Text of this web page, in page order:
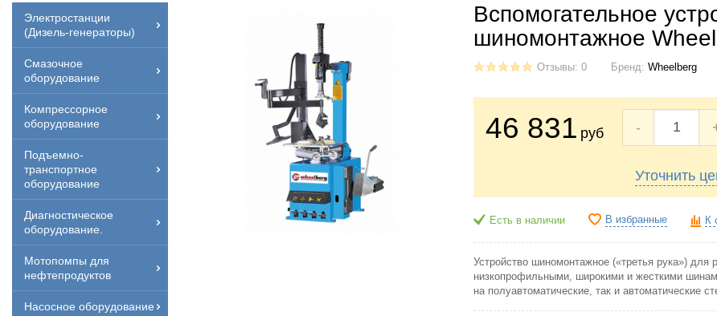
Электростанции
(Дизель-генераторы)
Смазочное
оборудование
Компрессорное
оборудование
Подъемно-
транспортное
оборудование
Диагностическое
оборудование.
Мотопомпы для
нефтепродуктов
Насосное оборудование
Вспомогательное
шиномонтажное
Отзывы: 0 Бренд: Wheelberg
46 831 руб -
Уточнить
Есть в наличии В избранные К
Устройство шиномонтажное («третья рука») для
низкопрофильными, широкими и жесткими
на полуавтоматические, так и автоматические